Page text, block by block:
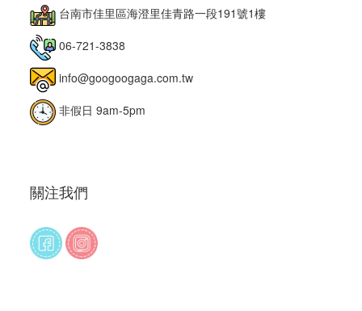
台南市佳里區海澄里佳青路一段191號1樓
06-721-3838
info@googoogaga.com.tw
非假日 9am-5pm
關注我們